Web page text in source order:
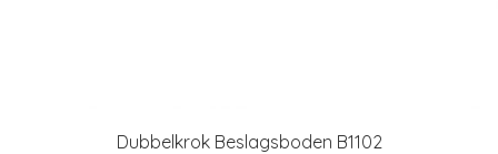
Dubbelkrok Beslagsboden B1102